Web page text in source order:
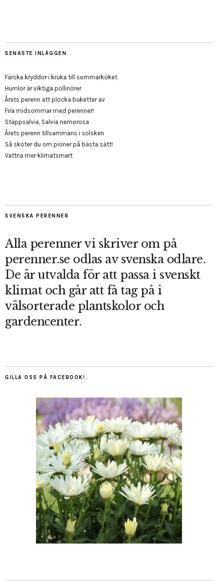
SENASTE INLÄGGEN
Färska kryddor i kruka till sommarköket
Humlor är viktiga pollinörer
Årets perenn att plocka buketter av
Fira midsommar med perenner!
Stäppsalvia, Salvia nemorosa
Årets perenn tillsammans i solsken
Så sköter du om pioner på bästa sätt!
Vattna mer klimatsmart
SVENSKA PERENNER
Alla perenner vi skriver om på
perenner.se odlas av svenska odlare.
De är utvalda för att passa i svenskt
klimat och går att få tag på i
välsorterade plantskolor och
gardencenter.
GILLA OSS PÅ FACEBOOK!